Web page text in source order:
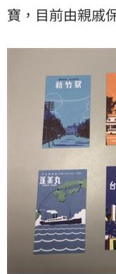
寶，目前由親戚